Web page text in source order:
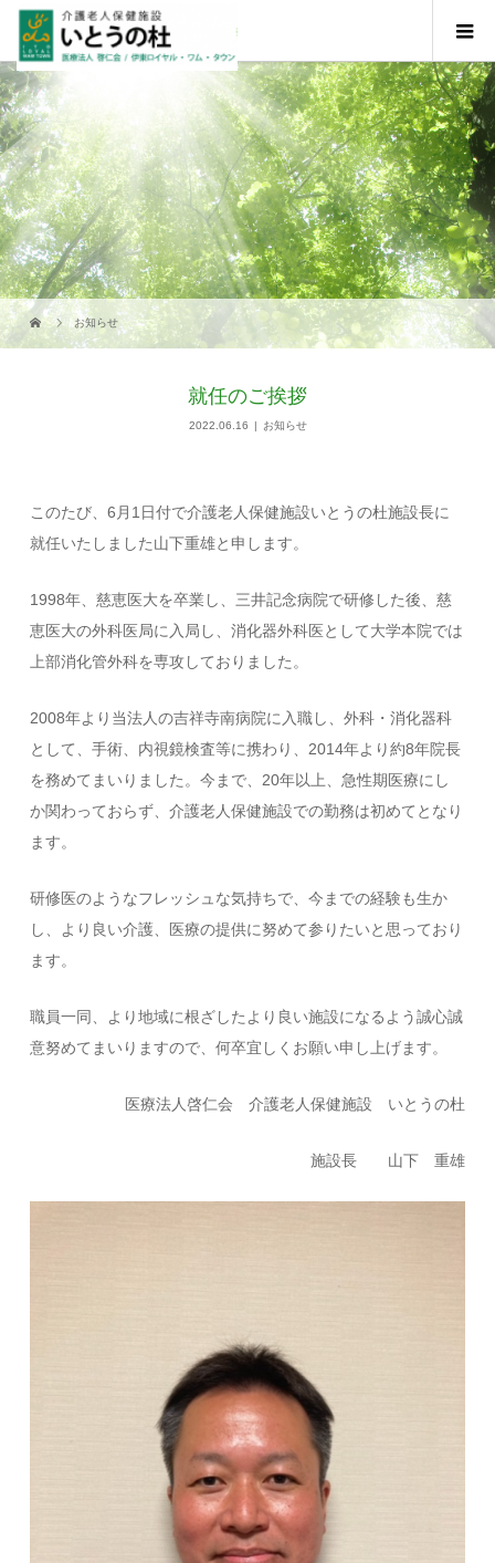
お知らせ
就任のご挨拶
2022.06.16 お知らせ
このたび、6月1日付で介護老人保健施設いとうの杜施設長に
就任いたしました山下重雄と申します。
1998年、慈恵医大を卒業し、三井記念病院で研修した後、慈
恵医大の外科医局に入局し、消化器外科医として大学本院では
上部消化管外科を専攻しておりました。
2008年より当法人の吉祥寺南病院に入職し、外科・消化器科
として、手術、内視鏡検査等に携わり、2014年より約8年院長
を務めてまいりました。今まで、20年以上、急性期医療にし
か関わっておらず、介護老人保健施設での勤務は初めてとなり
ます。
研修医のようなフレッシュな気持ちで、今までの経験も生か
し、より良い介護、医療の提供に努めて参りたいと思っており
ます。
職員一同、より地域に根ざしたより良い施設になるよう誠心誠
意努めてまいりますので、何卒宜しくお願い申し上げます。
医療法人啓仁会 介護老人保健施設 いとうの杜
施設長 山下 重雄